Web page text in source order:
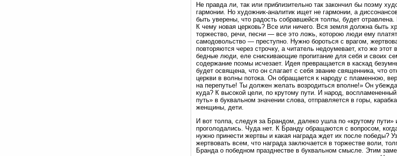
Не правда ли, так или приблизительно так закончил бы поэму
гармонии. Но художник-аналитик ищет не гармонии, а
быть уверены, что радость собравшейся толпы, будет
К чему новая церковь? Все или ничего. Вся земля должна быть
торжество, речи, песни — все это ложь, которою люди ему
самодовольство — преступно. Нужно бороться с врагом,
повторяются через строчку, а читатель недоумевает, кто же
бедные люди, еле снискивающие пропитание для себя и своих
содержание поэмы исчезает. Идея превращается в каскад
будет освящена, что он слагает с себя звание священника, что
церкви в волны потока. Он обращается к народу с пламенною,
на перепутье! Ты должен желать возродиться вполне!» Он
куда? К высокой цели, по крутому пути. И народ,
путь» в буквальном значении слова, отправляется в горы,
женщины, дети.
И вот толпа, следуя за Брандом, далеко ушла по «крутому пути»
проголодались. Чуда нет. К Бранду обращаются с вопросом,
нужно принести жертвы и какая награда ждет их после победы?
жертвовать всем, что награда заключается в торжестве воли,
Бранда о победном празднестве в буквальном смысле. Этим